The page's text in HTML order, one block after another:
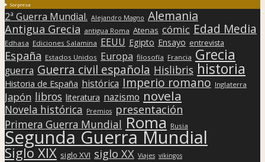
Sorpresa
2ª Guerra Mundial. Alejandro Magno Alemania
Antigua Grecia antigua Roma Atenas cómic Edad Media
Edhasa Ediciones Salamina EEUU Egipto Ensayo entrevista
España Estados Unidos Europa filosofía Francia Grecia
guerra Guerra civil española Hislibris historia
Historia de España histórica Imperio romano Inglaterra
Japón libros literatura nazismo novela
Novela histórica Premios presentación
Primera Guerra Mundial Roma Rusia
Segunda Guerra Mundial
Siglo XIX siglo XVI siglo XX Viajes vikingos